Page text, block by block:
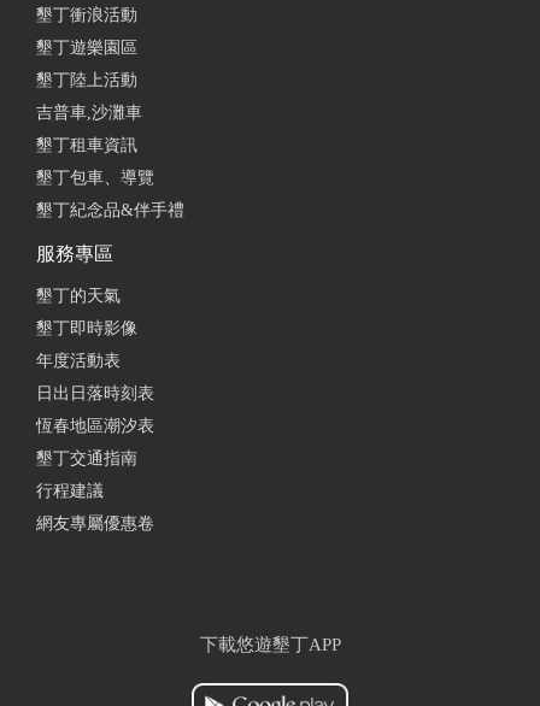
墾丁衝浪活動
墾丁遊樂園區
墾丁陸上活動
吉普車,沙灘車
墾丁租車資訊
墾丁包車、導覽
墾丁紀念品&伴手禮
服務專區
墾丁的天氣
墾丁即時影像
年度活動表
日出日落時刻表
恆春地區潮汐表
墾丁交通指南
行程建議
網友專屬優惠卷
下載悠遊墾丁APP